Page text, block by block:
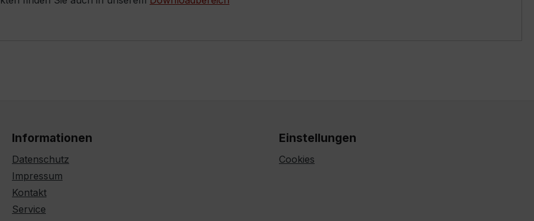
Informationen
Datenschutz
Impressum
Kontakt
Service
Einstellungen
Cookies